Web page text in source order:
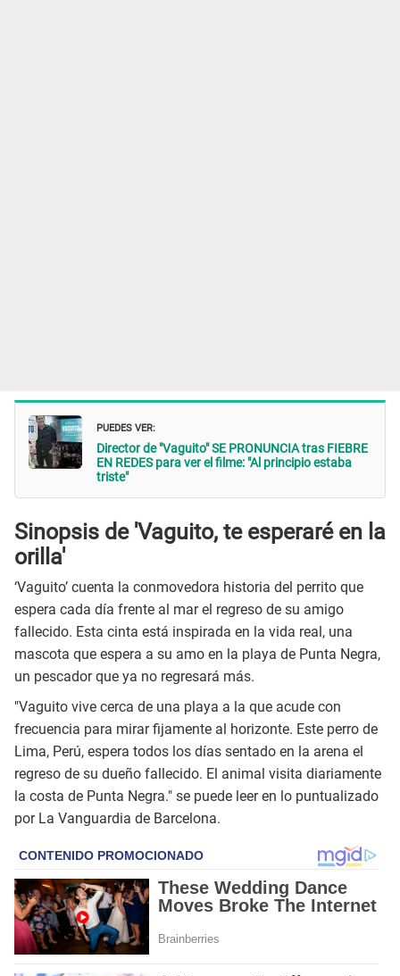
PUEDES VER:
Director de "Vaguito" SE PRONUNCIA tras FIEBRE
EN REDES para ver el filme: "Al principio estaba
triste"
Sinopsis de 'Vaguito, te esperaré en la
orilla'
‘Vaguito’ cuenta la conmovedora historia del perrito que
espera cada día frente al mar el regreso de su amigo
fallecido. Esta cinta está inspirada en la vida real, una
mascota que espera a su amo en la playa de Punta Negra,
un pescador que ya no regresará más.
"Vaguito vive cerca de una playa a la que acude con
frecuencia para mirar fijamente al horizonte. Este perro de
Lima, Perú, espera todos los días sentado en la arena el
regreso de su dueño fallecido. El animal visita diariamente
la costa de Punta Negra." se puede leer en lo puntualizado
por La Vanguardia de Barcelona.